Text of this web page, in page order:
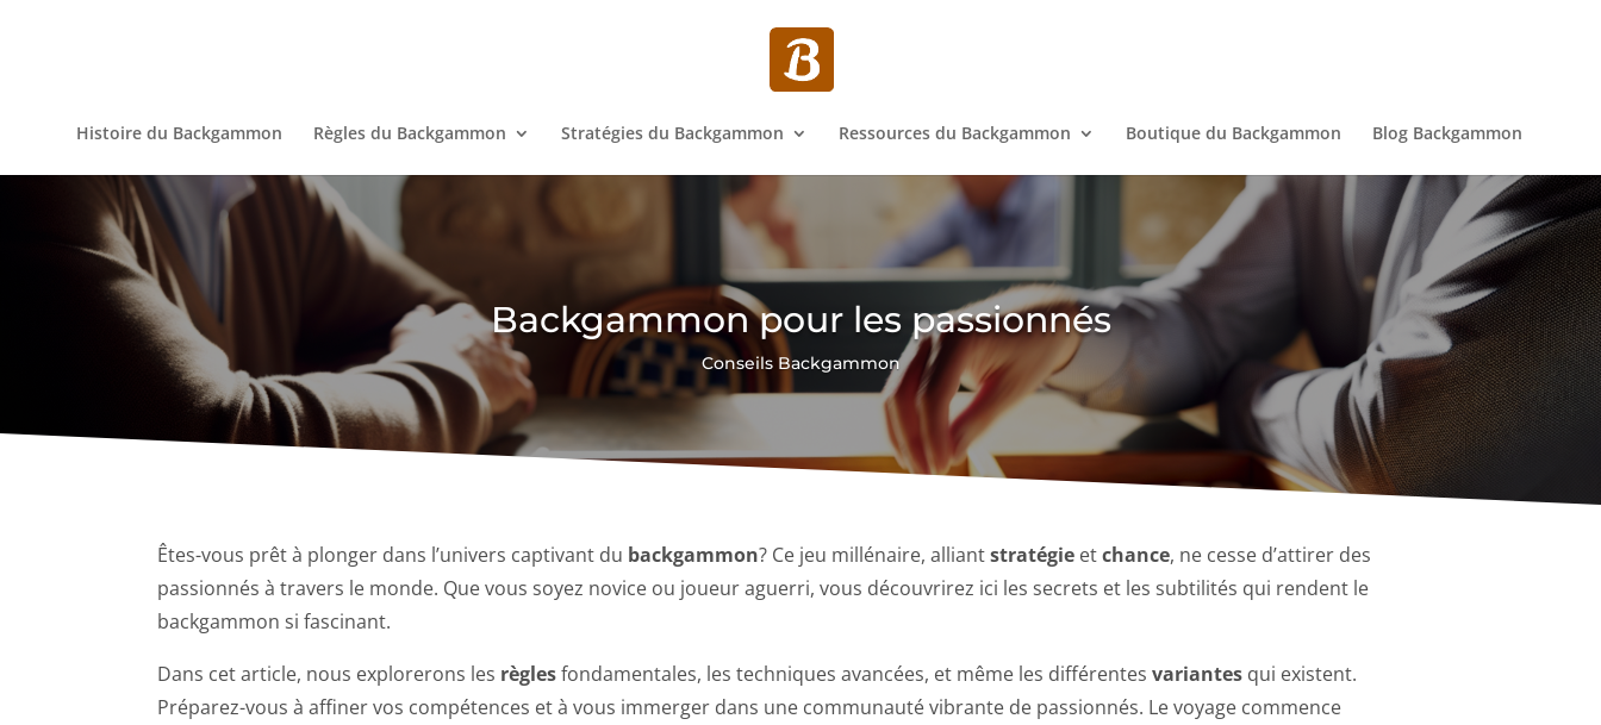
Histoire du Backgammon Règles du Backgammon Stratégies du Backgammon Ressources du Backgammon Boutique du Backgammon Blog Backgammon
Backgammon pour les passionnés
Conseils Backgammon
Êtes-vous prêt à plonger dans l’univers captivant du backgammon? Ce jeu millénaire, alliantstratégie etchance, ne cesse d’attirer des
passionnés à travers le monde. Que vous soyez novice ou joueur aguerri, vous découvrirez ici les secrets et les subtilités qui rendent le
backgammon si fascinant.
Dans cet article, nous explorerons les règlesfondamentales, les techniques avancées, et même les différentes variantes qui existent.
Préparez-vous à affiner vos compétences et à vous immerger dans une communauté vibrante de passionnés. Le voyage commence